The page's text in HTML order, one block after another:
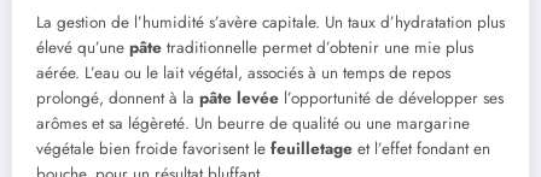
La gestion de l’humidité s’avère capitale. Un taux d’hydratation plus
élevé qu’une pâte traditionnelle permet d’obtenir une mie plus
aérée. L’eau ou le lait végétal, associés à un temps de repos
prolongé, donnent à la pâte levée l’opportunité de développer ses
arômes et sa légèreté. Un beurre de qualité ou une margarine
végétale bien froide favorisent le feuilletage et l’effet fondant en